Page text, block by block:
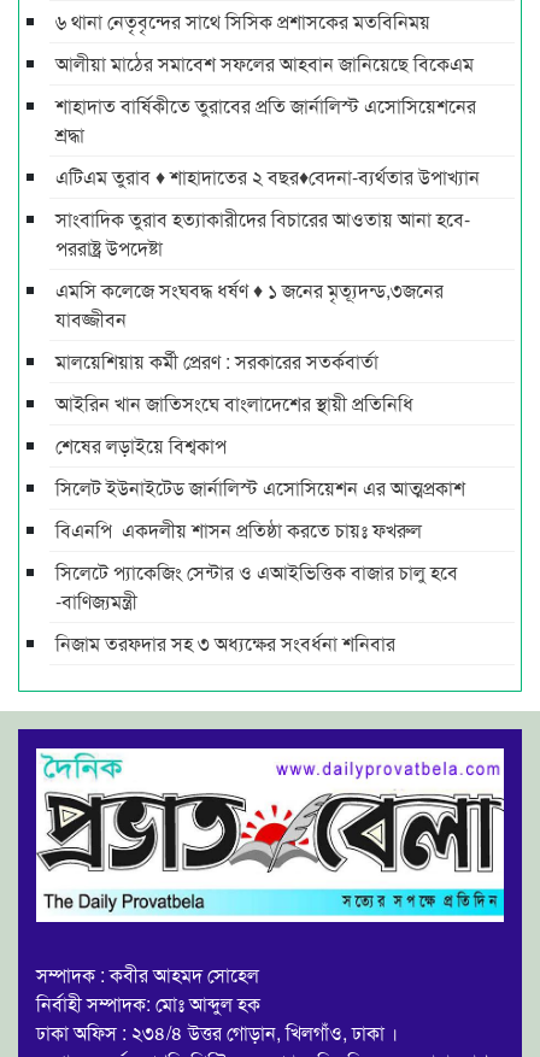
৬ থানা নেতৃবৃন্দের সাথে সিসিক প্রশাসকের মতবিনিময়
আলীয়া মাঠের সমাবেশ সফলের আহবান জানিয়েছে বিকেএম
শাহাদাত বার্ষিকীতে তুরাবের প্রতি জার্নালিস্ট এসোসিয়েশনের
শ্রদ্ধা
এটিএম তুরাব ♦ শাহাদাতের ২ বছর♦বেদনা-ব্যর্থতার উপাখ্যান
সাংবাদিক তুরাব হত্যাকারীদের বিচারের আওতায় আনা হবে-
পররাষ্ট্র উপদেষ্টা
এমসি কলেজে সংঘবদ্ধ ধর্ষণ ♦ ১ জনের মৃত্যূদন্ড,৩জনের
যাবজ্জীবন
মালয়েশিয়ায় কর্মী প্রেরণ : সরকারের সতর্কবার্তা
আইরিন খান জাতিসংঘে বাংলাদেশের স্থায়ী প্রতিনিধি
শেষের লড়াইয়ে বিশ্বকাপ
সিলেট ইউনাইটেড জার্নালিস্ট এসোসিয়েশন এর আত্মপ্রকাশ
বিএনপি একদলীয় শাসন প্রতিষ্ঠা করতে চায়ঃ ফখরুল
সিলেটে প্যাকেজিং সেন্টার ও এআইভিত্তিক বাজার চালু হবে
-বাণিজ্যমন্ত্রী
নিজাম তরফদার সহ ৩ অধ্যক্ষের সংবর্ধনা শনিবার
সম্পাদক : কবীর আহমদ সোহেল
নির্বাহী সম্পাদক: মোঃ আব্দুল হক
ঢাকা অফিস : ২৩৪/৪ উত্তর গোড়ান, খিলগাঁও, ঢাকা ।